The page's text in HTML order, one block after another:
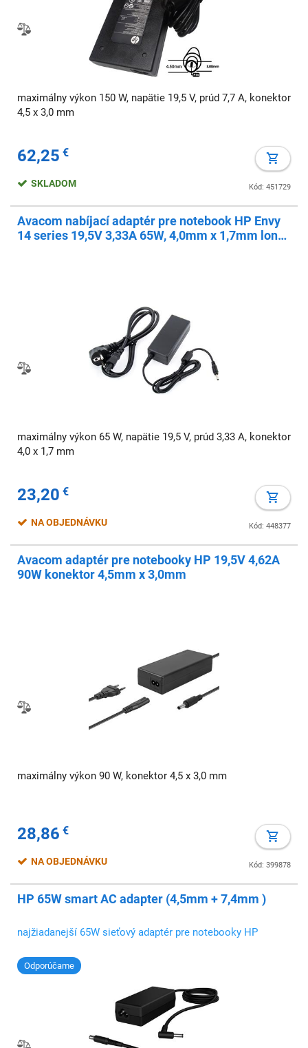
maximálny výkon 150 W, napätie 19,5 V, prúd 7,7 A, konektor
4,5 x 3,0 mm
62,25 €
Kód: 451729
SKLADOM
Avacom nabíjací adaptér pre notebook HP Envy
14 series 19,5V 3,33A 65W, 4,0mm x 1,7mm long
maximálny výkon 65 W, napätie 19,5 V, prúd 3,33 A, konektor
4,0 x 1,7 mm
23,20 €
Kód: 448377
NA OBJEDNÁVKU
Avacom adaptér pre notebooky HP 19,5V 4,62A
90W konektor 4,5mm x 3,0mm
maximálny výkon 90 W, konektor 4,5 x 3,0 mm
28,86 €
Kód: 399878
NA OBJEDNÁVKU
HP 65W smart AC adapter (4,5mm + 7,4mm )
najžiadanejší 65W sieťový adaptér pre notebooky HP
Odporúčame